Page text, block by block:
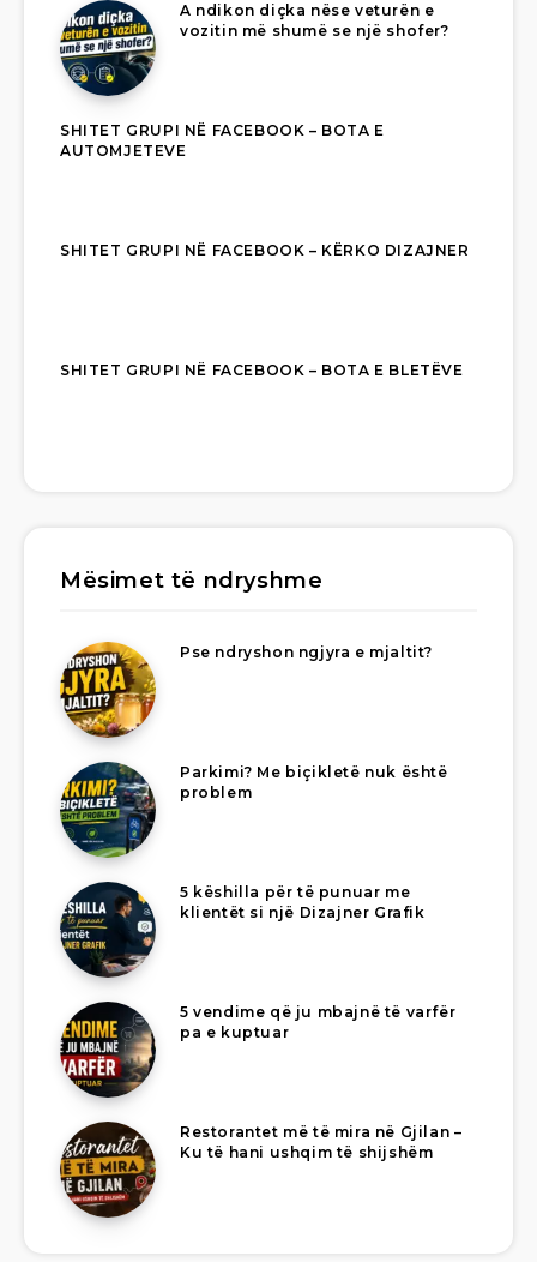
A ndikon diçka nëse veturën e
vozitin më shumë se një shofer?
SHITET GRUPI NË FACEBOOK – BOTA E
AUTOMJETEVE
SHITET GRUPI NË FACEBOOK – KËRKO DIZAJNER
SHITET GRUPI NË FACEBOOK – BOTA E BLETËVE
Mësimet të ndryshme
Pse ndryshon ngjyra e mjaltit?
Parkimi? Me biçikletë nuk është
problem
5 këshilla për të punuar me
klientët si një Dizajner Grafik
5 vendime që ju mbajnë të varfër
pa e kuptuar
Restorantet më të mira në Gjilan –
Ku të hani ushqim të shijshëm